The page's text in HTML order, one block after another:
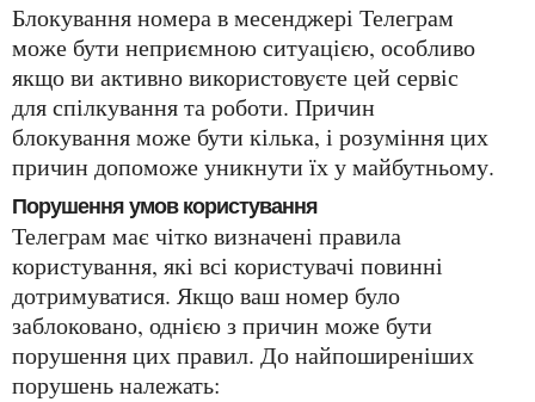
Блокування номера в месенджері Телеграм
може бути неприємною ситуацією, особливо
якщо ви активно використовуєте цей сервіс
для спілкування та роботи. Причин
блокування може бути кілька, і розуміння цих
причин допоможе уникнути їх у майбутньому.
Порушення умов користування
Телеграм має чітко визначені правила
користування, які всі користувачі повинні
дотримуватися. Якщо ваш номер було
заблоковано, однією з причин може бути
порушення цих правил. До найпоширеніших
порушень належать: